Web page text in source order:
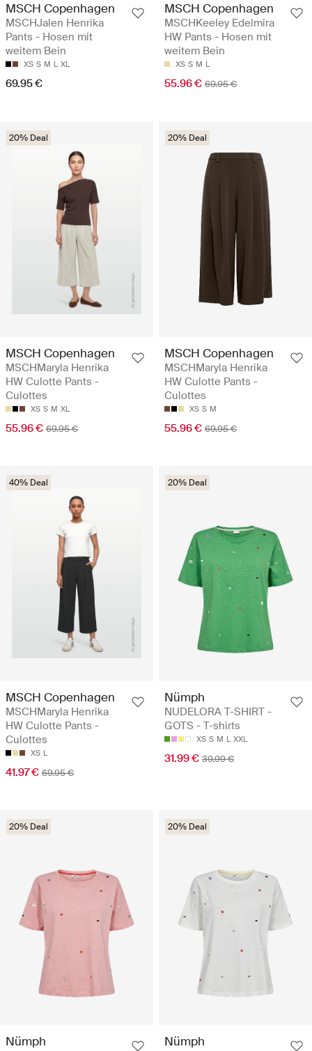
MSCH Copenhagen
MSCHJalen Henrika
Pants - Hosen mit
weitem Bein
XS S M L XL
69.95 €
MSCH Copenhagen
MSCHKeeley Edelmira
HW Pants - Hosen mit
weitem Bein
XS S M L
55.96 € 69.95 €
20% Deal
MSCH Copenhagen
MSCHMaryla Henrika
HW Culotte Pants -
Culottes
XS S M XL
55.96 € 69.95 €
20% Deal
MSCH Copenhagen
MSCHMaryla Henrika
HW Culotte Pants -
Culottes
XS S M
55.96 € 69.95 €
40% Deal
MSCH Copenhagen
MSCHMaryla Henrika
HW Culotte Pants -
Culottes
XS L
41.97 € 69.95 €
20% Deal
Nümph
NUDELORA T-SHIRT -
GOTS - T-shirts
XS S M L XXL
31.99 € 39.99 €
20% Deal
Nümph
20% Deal
Nümph